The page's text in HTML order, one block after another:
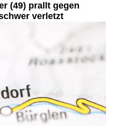
(49) prallt gegen
verletzt